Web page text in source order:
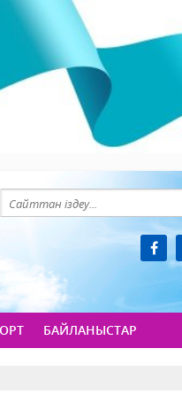
БАЙЛАНЫСТАР